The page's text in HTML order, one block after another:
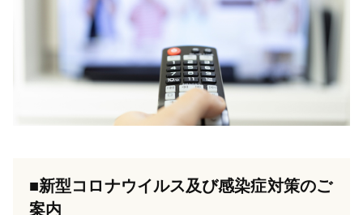
■新型コロナウイルス及び感染症対策のご
案内